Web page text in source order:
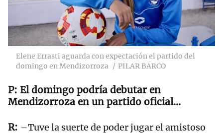
Elene Errasti aguarda con expectación el partido del
domingo en Mendizorroza
PILAR BARCO
El domingo podría debutar en
Mendizorroza en un partido oficial...
–Tuve la suerte de poder jugar el amistoso